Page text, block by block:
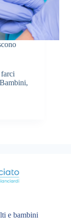
e bambini